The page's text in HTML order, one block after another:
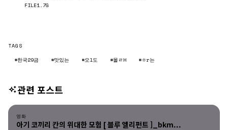
FILE1.7G
TAGS
#한국29금
#맛있는 #오l도 #몰ㄹH #ㅎr는
관련 포스트
영화
영화
아기 코끼리 칸의 위대한 모험 [ 블루 엘리펀트 ]_bkm...